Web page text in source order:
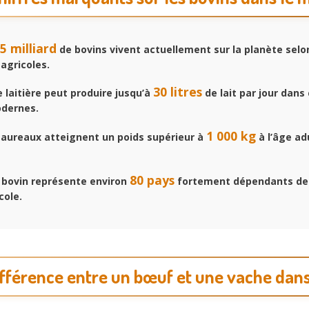
milliard de bovins vivent actuellement sur la planète
laitière peut produire jusqu’à 30 litresde lait par jour dans
atteignent un poids supérieur à 1 000 kgà l’âge
représente environ 80 paysfortement dépendants
entre un bœuf et une vache